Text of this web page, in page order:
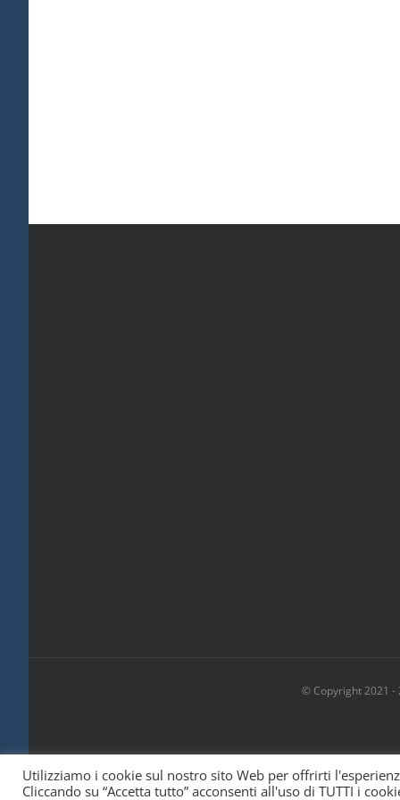
© Copyright 2021 -
Utilizziamo i cookie sul nostro sito Web per offrirti
Cliccando su “Accetta tutto” acconsenti all'uso di TUTTI i